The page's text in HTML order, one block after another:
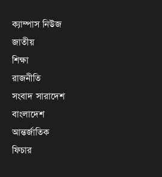
ক্যাম্পাস নিউজ
জাতীয়
শিক্ষা
রাজনীতি
সংবাদ সারাদেশ
বাংলাদেশ
আন্তর্জাতিক
ফিচার